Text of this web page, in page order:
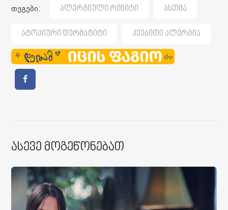
თეგები: Ალერგიული Რინიტი Ასთმა
Ატოპიური Დერმატიტი Კვებითი Ალერგია
Ასევე Მოგეწონებათ